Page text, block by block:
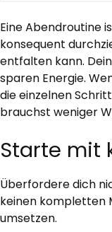
Eine Abendroutine
konsequent
entfalten kann.
sparen Energie.
die einzelnen
brauchst weniger
Starte mit
Überfordere dich
keinen kompletten
umsetzen.